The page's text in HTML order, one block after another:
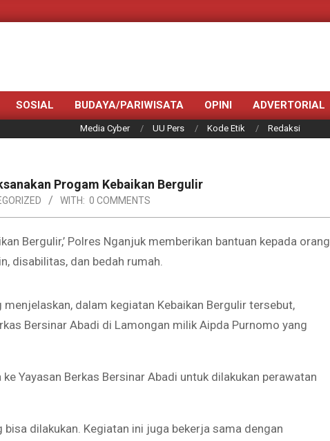
SOSIAL BUDAYA/PARIWISATA OPINI ADVERTORIAL
Media Cyber UU Pers Kode Etik Redaksi
Progam Kebaikan Bergulir
WITH: 0 COMMENTS
Bergulir,’ Polres Nganjuk memberikan bantuan kepada orang
disabilitas, dan bedah rumah.
dalam kegiatan Kebaikan Bergulir tersebut,
Bersinar Abadi di Lamongan milik Aipda Purnomo yang
Yayasan Berkas Bersinar Abadi untuk dilakukan perawatan
dilakukan. Kegiatan ini juga bekerja sama dengan